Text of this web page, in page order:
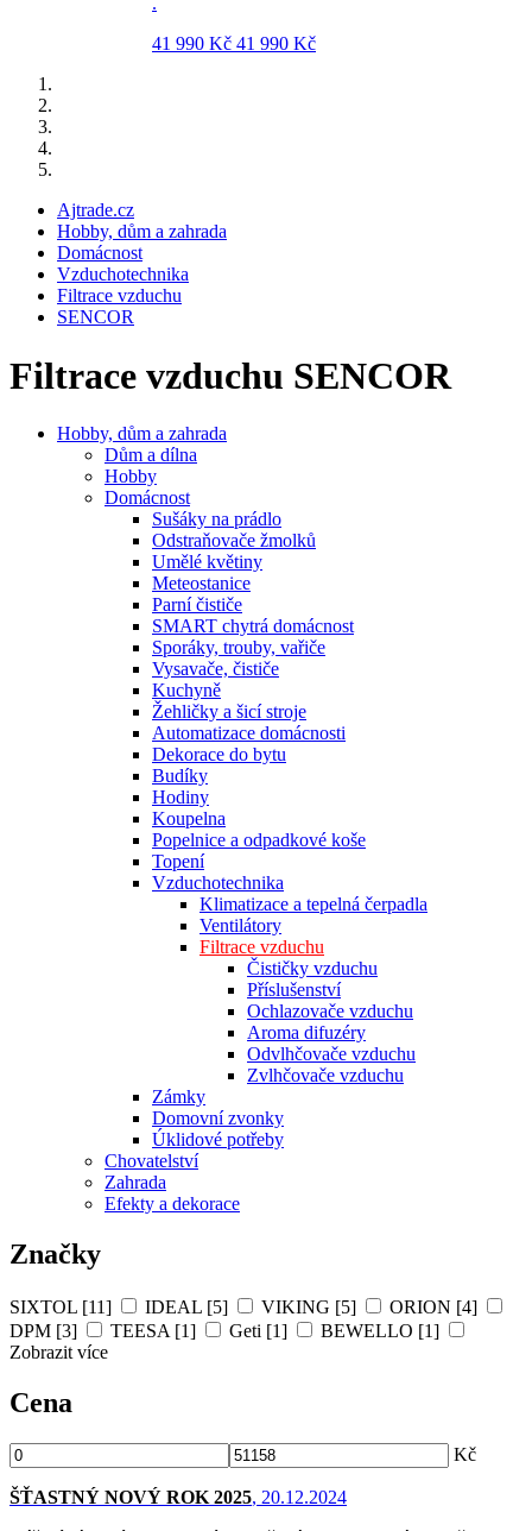
41 990 Kč 41 990 Kč
Ajtrade.cz
Hobby, dům a zahrada
Domácnost
Vzduchotechnika
Filtrace vzduchu
SENCOR
Filtrace vzduchu SENCOR
Hobby, dům a zahrada
Dům a dílna
Hobby
Domácnost
Sušáky na prádlo
Odstraňovače žmolků
Umělé květiny
Meteostanice
Parní čističe
SMART chytrá domácnost
Sporáky, trouby, vařiče
Vysavače, čističe
Kuchyně
Žehličky a šicí stroje
Automatizace domácnosti
Dekorace do bytu
Budíky
Hodiny
Koupelna
Popelnice a odpadkové koše
Topení
Vzduchotechnika
Klimatizace a tepelná čerpadla
Ventilátory
Filtrace vzduchu
Čističky vzduchu
Příslušenství
Ochlazovače vzduchu
Aroma difuzéry
Odvlhčovače vzduchu
Zvlhčovače vzduchu
Zámky
Domovní zvonky
Úklidové potřeby
Chovatelství
Zahrada
Efekty a dekorace
Značky
SIXTOL [11] IDEAL [5] VIKING [5]
ORION [4]
DPM [3]
TEESA [1] Geti [1]
BEWELLO [1]
Zobrazit více
Cena
Kč
ŠŤASTNÝ NOVÝ ROK 2025, 20.12.2024